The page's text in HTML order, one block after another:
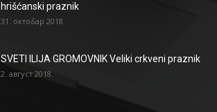
hrišćanski praznik
31. октобар 2018.
SVETI ILIJA GROMOVNIK Veliki crkveni praznik
2. август 2018.